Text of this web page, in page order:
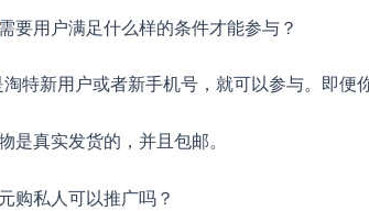
需要用户满足什么样的条件才能参与？
特新用户或者新手机号，就可以参与。即便
是真实发货的，并且包邮。
购私人可以推广吗？